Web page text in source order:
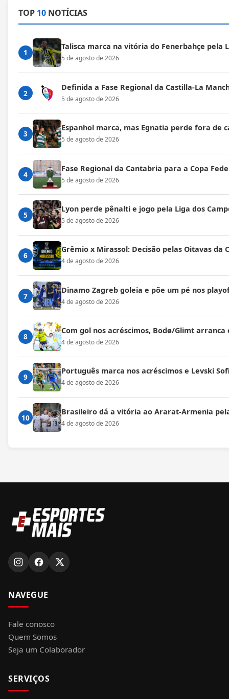
TOP 10 NOTÍCIAS
1
Talisca marca na vitória do Fenerbahçe pela
5 de agosto de 2026
2
Definida a Fase Regional da Castilla-La
5 de agosto de 2026
3
Espanhol marca, mas Egnatia perde fora de
5 de agosto de 2026
4
Fase Regional da Cantabria para a Copa
5 de agosto de 2026
5
Lyon perde pênalti e jogo pela Liga dos
5 de agosto de 2026
6
Grêmio x Mirassol: Decisão pelas Oitavas da
4 de agosto de 2026
7
Dinamo Zagreb goleia e põe um pé nos
4 de agosto de 2026
8
Com gol nos acréscimos, Bodø/Glimt arranca
4 de agosto de 2026
9
Português marca nos acréscimos e Levski
4 de agosto de 2026
10
Brasileiro dá a vitória ao Ararat-Armenia
4 de agosto de 2026
NAVEGUE
Fale conosco
Quem Somos
Seja um Colaborador
SERVIÇOS